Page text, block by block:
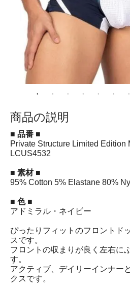
商品の説明
■ 品番 ■
Private Structure Limited Edition
LCUS4532
■ 素材 ■
95% Cotton 5% Elastane 80%
■ 色 ■
アドミラル・ネイビー
ぴったりフィットのフロントド
スです。
フロントの収まりが良く左右に
す。
アクティブ、デイリーインナー
クスです。